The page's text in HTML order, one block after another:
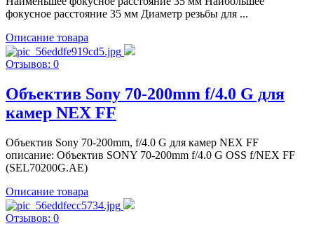
фокусное расстояние 35 мм Диаметр резьбы для ...
Описание товара
Отзывов: 0
Объектив Sony 70-200mm f/4.0 G для
камер NEX FF
Объектив Sony 70-200mm, f/4.0 G для камер NEX FF
описание: Объектив SONY 70-200mm f/4.0 G OSS f/NEX FF
(SEL70200G.AE)
Описание товара
Отзывов: 0